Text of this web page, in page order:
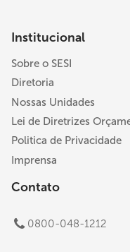
Institucional
Sobre o SESI
Diretoria
Nossas Unidades
Lei de Diretrizes
Politica de Privacidade
Imprensa
Contato
0800-048-1212